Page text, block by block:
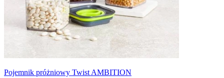
Pojemnik próżniowy Twist AMBITION